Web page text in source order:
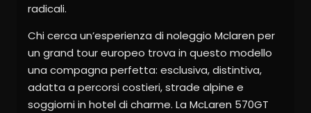
radicali.
Chi cerca un’esperienza di noleggio Mclaren per
un grand tour europeo trova in questo modello
una compagna perfetta: esclusiva, distintiva,
adatta a percorsi costieri, strade alpine e
soggiorni in hotel di charme. La McLaren 570GT